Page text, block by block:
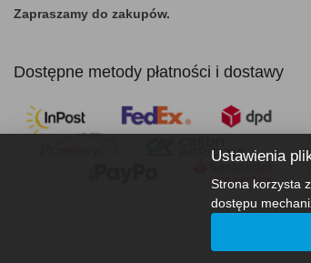
Zapraszamy do zakupów.
Dostępne metody płatności i dostawy
Ustawienia
Strona korzysta
dostępu